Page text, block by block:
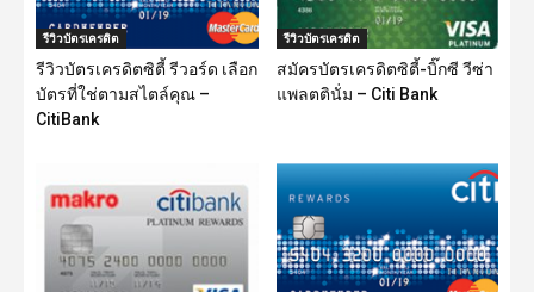
รีวิวบัตรเครดิต
รีวิวบัตรเครดิตซิตี้ รีวอร์ด เลือก
บัตรที่ใช่ตามสไตล์คุณ –
CitiBank
รีวิวบัตรเครดิต
สมัครบัตรเครดิตซิตี้-บิ๊กซี วีซ่า
แพลตตินั่ม – Citi Bank